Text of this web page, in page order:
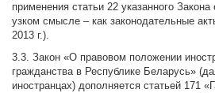
применения статьи 22 указанного
узком смысле – как законодательные
2013 г.).
3.3. Закон «О правовом положении
гражданства в Республике Беларусь»
иностранцах) дополняется статьей 171